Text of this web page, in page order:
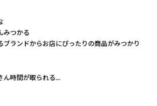
みつかる
ブランドからお店にぴったりの商品がみつかり
ん時間が取られる...